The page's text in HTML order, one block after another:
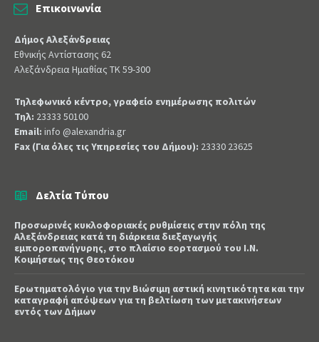
Επικοινωνία
Δήμος Αλεξάνδρειας
Εθνικής Αντίστασης 62
Αλεξάνδρεια Ημαθίας ΤΚ 59-300
Τηλεφωνικό κέντρο, γραφείο ενημέρωσης πολιτών
Τηλ: 23333 50100
Email: info @alexandria.gr
Fax (Για όλες τις Υπηρεσίες του Δήμου): 23330 23625
Δελτία Τύπου
Προσωρινές κυκλοφοριακές ρυθμίσεις στην πόλη της
Αλεξάνδρειας κατά τη διάρκεια διεξαγωγής
εμποροπανήγυρης, στο πλαίσιο εορτασμού του Ι.Ν.
Κοιμήσεως της Θεοτόκου
Ερωτηματολόγιο για την Βιώσιμη αστική κινητικότητα και την
καταγραφή απόψεων για τη βελτίωση των μετακινήσεων
εντός των Δήμων